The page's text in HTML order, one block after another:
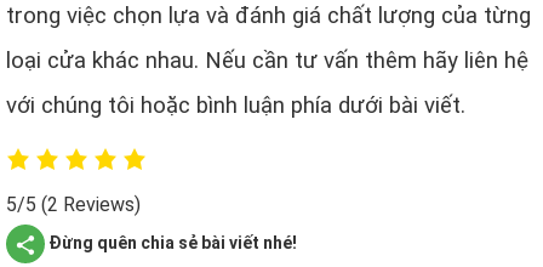
trong việc chọn lựa và đánh giá chất lượng của từng
loại cửa khác nhau. Nếu cần tư vấn thêm hãy liên hệ
với chúng tôi hoặc bình luận phía dưới bài viết.
5/5 (2 Reviews)
Đừng quên chia sẻ bài viết nhé!